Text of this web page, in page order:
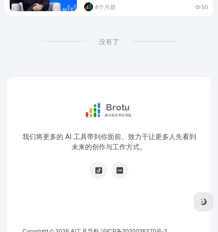
4个月前 50
没有了
我们将更多的 AI 工具带到你面前。致力于让更多人先看到
未来的创作与工作方式。